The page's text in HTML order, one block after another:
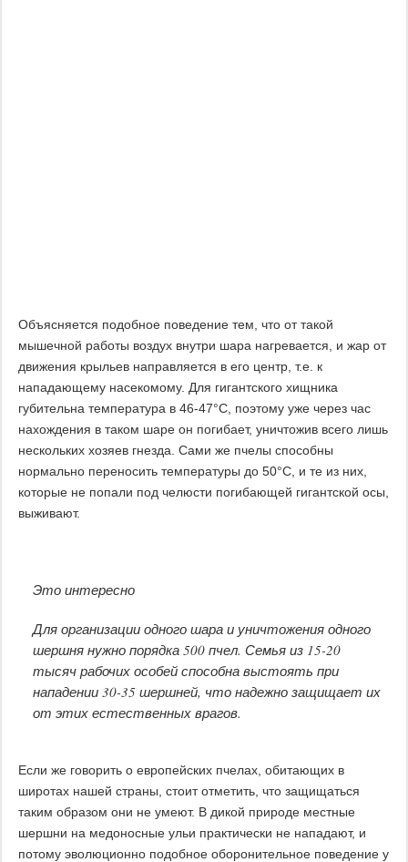
Объясняется подобное поведение тем, что от такой
мышечной работы воздух внутри шара нагревается, и жар от
движения крыльев направляется в его центр, т.е. к
нападающему насекомому. Для гигантского хищника
губительна температура в 46-47°С, поэтому уже через час
нахождения в таком шаре он погибает, уничтожив всего лишь
нескольких хозяев гнезда. Сами же пчелы способны
нормально переносить температуры до 50°С, и те из них,
которые не попали под челюсти погибающей гигантской осы,
выживают.
Это интересно
Для организации одного шара и уничтожения одного
шершня нужно порядка 500 пчел. Семья из 15-20
тысяч рабочих особей способна выстоять при
нападении 30-35 шершней, что надежно защищает их
от этих естественных врагов.
Если же говорить о европейских пчелах, обитающих в
широтах нашей страны, стоит отметить, что защищаться
таким образом они не умеют. В дикой природе местные
шершни на медоносные ульи практически не нападают, и
потому эволюционно подобное оборонительное поведение у